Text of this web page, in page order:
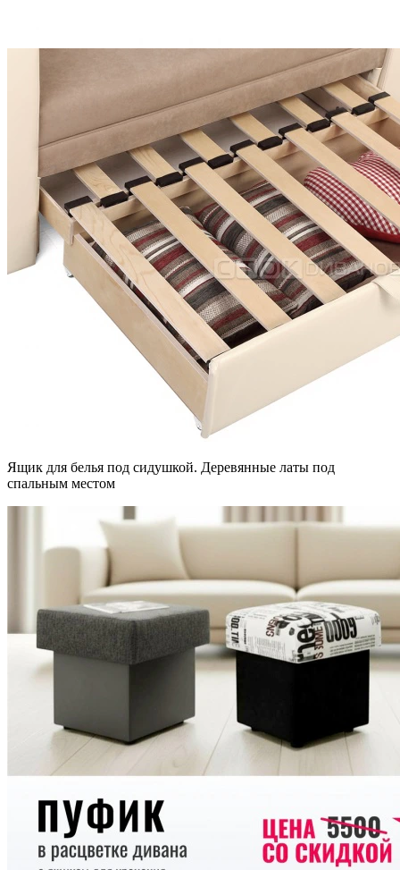
Ящик для белья под сидушкой. Деревянные латы под
спальным местом